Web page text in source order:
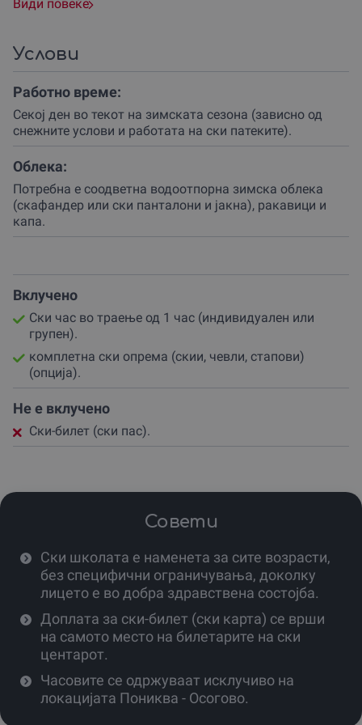
или едноставно како награда за себе, бидејќи
и одлични патеки за учење.
Организаторот нуди избор помеѓу индивидуален час
„еден на еден“ за максимален фокус или групен час
каде можеш да учиш во друштво и да споделуваш
насмевки со останатите учесници.
Секој ски час трае 60 минути, време кое е внимателно
испланирано за да добиеш теоретски насоки, но и
доволно практично вежбање на патеката под будното
Доколку немаш сопствена опрема, партнерот
обезбедува сè што ти е потребно – од скии за деца до
професионална опрема за возрасни.
Инструкторот посветува посебно внимание на
безбедноста и правилната положба на телото,
користејќи современи методи кои го прават учењето
брзо и забавно.
Пониква, како дел од Осоговските Планини, нуди
Оваа авантура не е само спорт, туку и емотивна
поврзаност со природата.
Замисли го чувството на ладниот ветар на лицето и
мекото крцкање на снегот под твоите скии додека го
правиш својот прв успешен спуст.
Тоа е моментот кога стравот исчезнува, а се појавува
чистата радост.
Доживувањето е достапно во текот на целата зимска
сезона, секогаш кога временските услови дозволуваат
безбедно и пријатно скијање на патеките.
Види повеќе
Услови
Работно време:
Секој ден во текот на зимската сезона (зависно од
снежните услови и работата на ски патеките).
Облека:
Потребна е соодветна водоотпорна зимска облека
(скафандер или ски панталони и јакна), ракавици и
капа.
Вклучено
Ски час во траење од 1 час (индивидуален или
групен).
комплетна ски опрема (скии, чевли, стапови)
(опција).
Не е вклучено
Ски-билет (ски пас).
Совети
Ски школата е наменета за сите возрасти,
без специфични ограничувања, доколку
лицето е во добра здравствена состојба.
Доплата за ски-билет (ски карта) се врши
на самото место на билетарите на ски
центарот.
Часовите се одржуваат исклучиво на
локацијата Пониква - Осогово.